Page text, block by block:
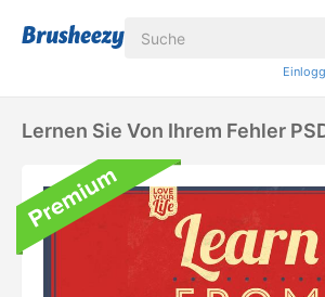
Lernen Sie Von Ihrem Fehler